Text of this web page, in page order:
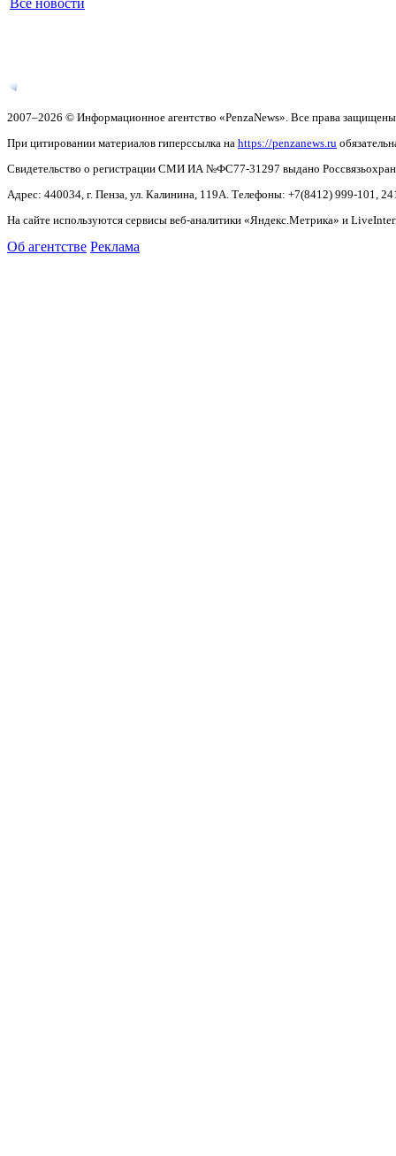
2007–2026 © Информационное агентство «PenzaNews». Все права
При цитировании материалов гиперссылка на https://penzanews.ru
Свидетельство о регистрации СМИ ИА №ФС77-31297 выдано
Адрес: 440034, г. Пенза, ул. Калинина, 119А. Телефоны: +7(8412) 999-101,
На сайте используются сервисы веб-аналитики «Яндекс.Метрика» и
Об агентстве Реклама